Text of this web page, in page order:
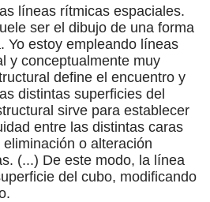
líneas rítmicas espaciales.
ser el dibujo de una forma
Yo estoy empleando líneas
y conceptualmente muy
define el encuentro y
distintas superficies del
sirve para establecer
entre las distintas caras
o alteración
(...) De este modo, la línea
del cubo, modificando